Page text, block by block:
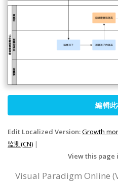
編輯
Edit Localized Version:Growth
监测(CN) |
View this page
Visual Paradigm Online